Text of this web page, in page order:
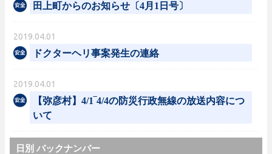
田上町からのお知らせ〔4月1日号〕
2019.04.01
ドクターヘリ事案発生の連絡
2019.04.01
【弥彦村】4/1‾4/4の防災行政無線の放送内容につ
いて
日別 バックナンバー